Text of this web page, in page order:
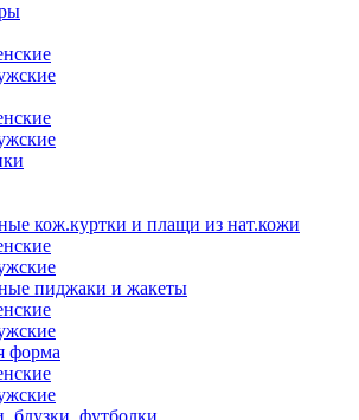
кож.куртки и плащи из нат.кожи
пиджаки и жакеты
форма
блузки, футболки